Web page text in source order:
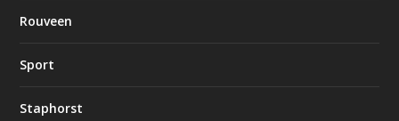
Rouveen
Sport
Staphorst